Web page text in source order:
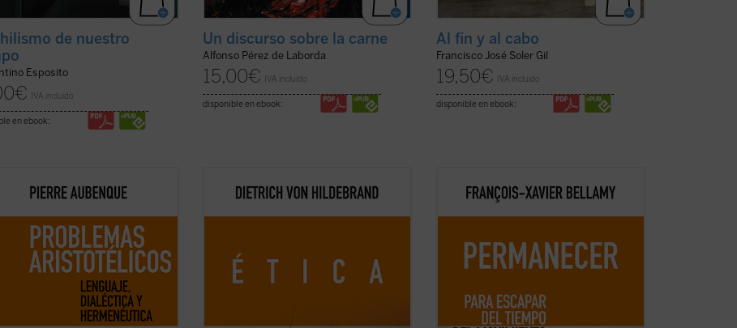
de nuestro
Esposito
€ IVA incluido
en ebook:
Un discurso sobre la carne
Alfonso Pérez de Laborda
15,00€ IVA incluido
disponible en ebook:
Al fin y al cabo
Francisco José Soler Gil
19,50€ IVA incluido
disponible en ebook:
recorrido en el que nos
por aquellas sendas que,
sido sucesivamente
y descartadas en nuestra
permiten reconocer —tal vez
mejor que en otro ...(ver ficha)
Este libro es ya un clásico de la filosofía
profundidad de sus tesis, deslumbrante
experiencia cotidiana, una descripción
global de ...
Bellamy nos presenta un elogio de la
permanencia exponiendo las
consecuencias de dejarse arrastrar por
recorre con agilidad la historia que nos
ha llevado hasta aquí, el autor nos anima